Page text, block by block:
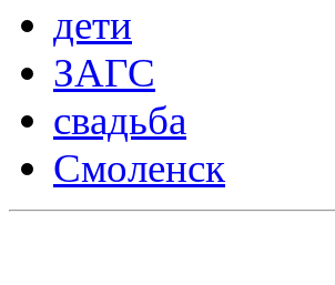
дети
ЗАГС
свадьба
Смоленск